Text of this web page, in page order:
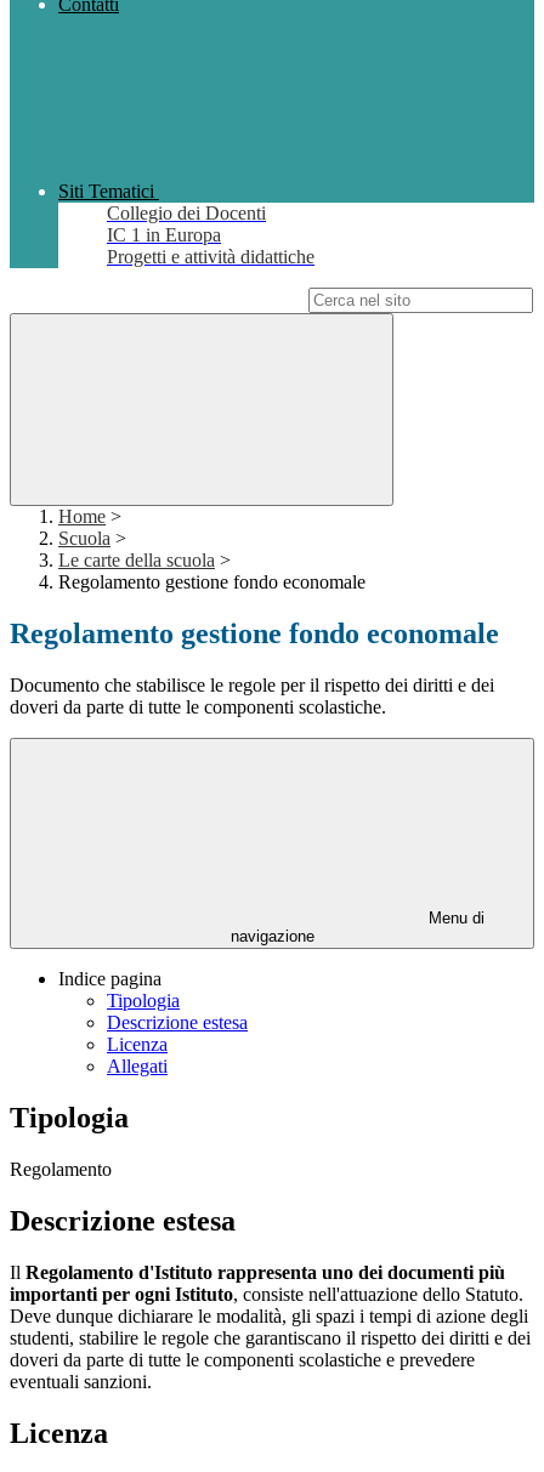
Contatti
Siti Tematici
Collegio dei Docenti
IC 1 in Europa
Progetti e attività didattiche
Home >
Scuola >
Le carte della scuola >
Regolamento gestione fondo economale
Regolamento gestione fondo economale
Documento che stabilisce le regole per il rispetto dei diritti e dei
doveri da parte di tutte le componenti scolastiche.
Menu di
navigazione
Indice pagina
Tipologia
Descrizione estesa
Licenza
Allegati
Tipologia
Regolamento
Descrizione estesa
Il Regolamento d'Istituto rappresenta uno dei documenti più
importanti per ogni Istituto, consiste nell'attuazione dello Statuto.
Deve dunque dichiarare le modalità, gli spazi i tempi di azione degli
studenti, stabilire le regole che garantiscano il rispetto dei diritti e dei
doveri da parte di tutte le componenti scolastiche e prevedere
eventuali sanzioni.
Licenza